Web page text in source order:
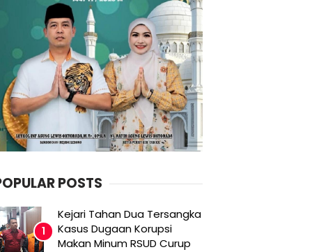
POSTS
Kejari Tahan Dua Tersangka
Kasus Dugaan Korupsi
Makan Minum RSUD Curup